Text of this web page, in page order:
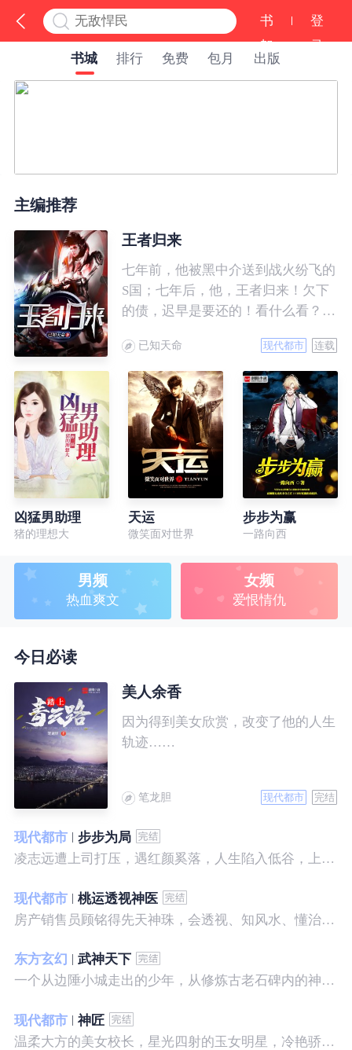
书
架
登
录
书城
排行 免费 包月 出版
主编推荐
王者归来
七年前，他被黑中介送到战火纷飞的
S国；七年后，他，王者归来！欠下
的债，迟早是要还的！看什么看？说
已知天命 现代都市 连载
凶猛男助理
猪的理想大
天运
微笑面对世界
步步为赢
一路向西
男频
热血爽文
女频
爱恨情仇
今日必读
美人余香
因为得到美女欣赏，改变了他的人生
轨迹……
笔龙胆 现代都市 完结
现代都市
步步为局
凌志远遭上司打压，遇红颜奚落，人生陷入低谷，上帝在关上一扇门的同时，势必会留下一扇窗，面对稍纵即逝的机会，他果断出手了……
现代都市
桃运透视神医
房产销售员顾铭得先天神珠，会透视、知风水、懂治病、有神通，开始逆袭人生。
东方玄幻
武神天下
一个从边陲小城走出的少年，从修炼古老石碑内的神秘一式开始，一路高歌狂飙，打造一片属于自己的天下……
现代都市
神匠
温柔大方的美女校长，星光四射的玉女明星，冷艳骄傲的美女特工，一个二个，全都跑来，撒娇撒赖的要他做她们的私房保镖，这是为什么呢？